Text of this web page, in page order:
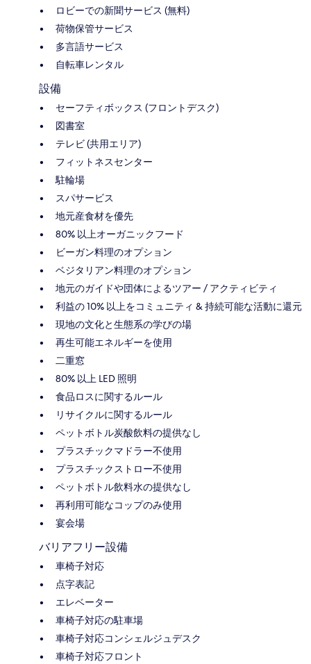
ロビーでの新聞サービス (無料)
荷物保管サービス
多言語サービス
自転車レンタル
設備
セーフティボックス (フロントデスク)
図書室
テレビ (共用エリア)
フィットネスセンター
駐輪場
スパサービス
地元産食材を優先
80% 以上オーガニックフード
ビーガン料理のオプション
ベジタリアン料理のオプション
地元のガイドや団体によるツアー / アクティビティ
利益の 10% 以上をコミュニティ & 持続可能な活動に還元
現地の文化と生態系の学びの場
再生可能エネルギーを使用
二重窓
80% 以上 LED 照明
食品ロスに関するルール
リサイクルに関するルール
ペットボトル炭酸飲料の提供なし
プラスチックマドラー不使用
プラスチックストロー不使用
ペットボトル飲料水の提供なし
再利用可能なコップのみ使用
宴会場
バリアフリー設備
車椅子対応
点字表記
エレベーター
車椅子対応の駐車場
車椅子対応コンシェルジュデスク
車椅子対応フロント